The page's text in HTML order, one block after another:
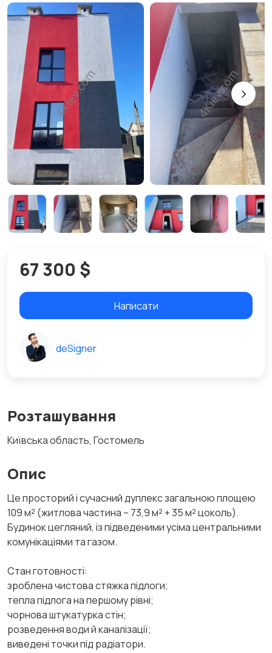
Розташування
Київська область, Гостомель
Опис
Це просторий і сучасний дуплекс загальною площею
109 м² (житлова частина – 73,9 м² + 35 м² цоколь).
Будинок цегляний, із підведеними усіма центральними
комунікаціями та газом.
Стан готовності:
зроблена чистова стяжка підлоги;
тепла підлога на першому рівні;
чорнова штукатурка стін;
розведення води й каналізації;
виведені точки під радіатори.
67 300 $
Написати
deSigner